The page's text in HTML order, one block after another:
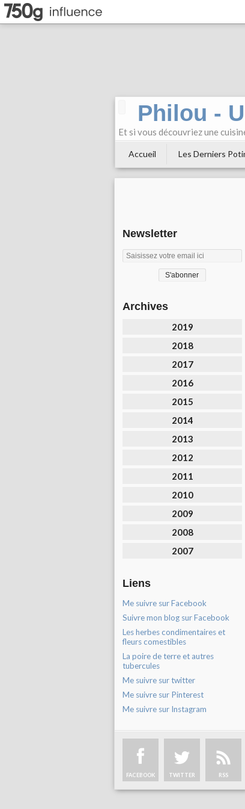
Philou -
Et si vous découvriez une
Accueil Les Derniers
Newsletter
Archives
2019
2018
2017
2016
2015
2014
2013
2012
2011
2010
2009
2008
2007
Liens
Me suivre sur Facebook
Suivre mon blog sur Facebook
Les herbes condimentaires et
fleurs comestibles
La poire de terre et autres
tubercules
Me suivre sur twitter
Me suivre sur Pinterest
Me suivre sur Instagram
FACEBOOK TWITTER RSS